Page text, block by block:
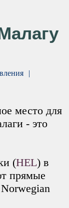
|
место для
- это
(HEL) в
прямые